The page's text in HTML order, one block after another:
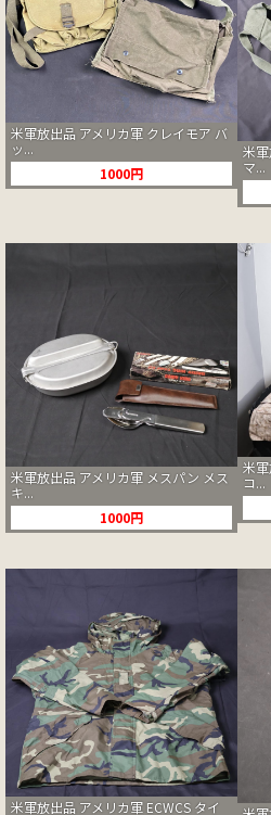
米軍放出品 アメリカ軍 クレイモア バ
ッ...
1000円
米
マ...
米軍放出品 アメリカ軍 メスパン メス
キ...
1000円
米
コ...
米軍放出品 アメリカ軍 ECWCS タイ